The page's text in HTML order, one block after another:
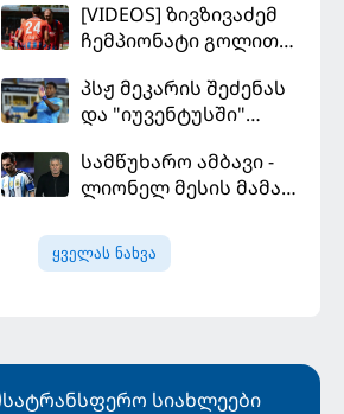
[VIDEOS] ზივზივაძემ
ჩემპიონატი გოლით,
გამარჯვებით დაიწყო
პსჟ მეკარის შეძენას
და "იუვენტუსში"
აპირებს
სამწუხარო ამბავი -
ლიონელ მესის მამა
გარდაიცვალა
ყველას ნახვა
სატრანსფერო სიახლეები